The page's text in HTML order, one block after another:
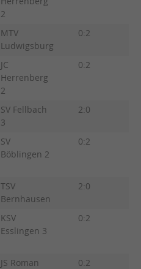
2
MTV
Ludwigsburg
0:2
JC
Herrenberg
2
0:2
SV Fellbach
3
2:0
SV
Böblingen 2
0:2
TSV
Bernhausen
2:0
KSV
Esslingen 3
0:2
JS Roman
0:2